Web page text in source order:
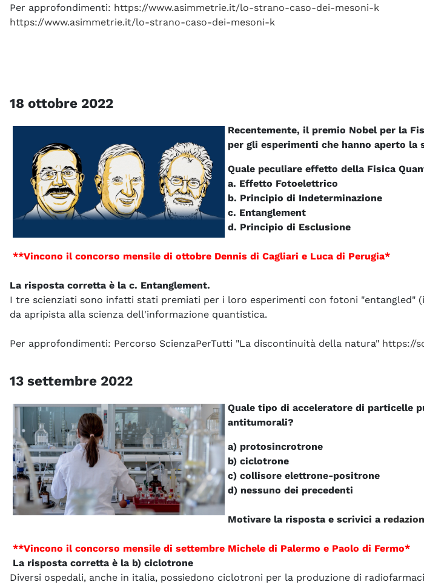
Per approfondimenti: https://www.asimmetrie.it/lo-strano-caso-dei-mesoni-k
https://www.asimmetrie.it/lo-strano-caso-dei-mesoni-k
18 ottobre 2022
Recentemente, il premio Nobel per la
per gli esperimenti che hanno aperto
Quale peculiare effetto della Fisica
a. Effetto Fotoelettrico
b. Principio di Indeterminazione
c. Entanglement
d. Principio di Esclusione
**Vincono il concorso mensile di ottobre Dennis di Cagliari e Luca di Perugia*
La risposta corretta è la c. Entanglement.
I tre scienziati sono infatti stati premiati per i loro esperimenti con fotoni "entangled"
da apripista alla scienza dell'informazione quantistica.
Per approfondimenti: Percorso ScienzaPerTutti "La discontinuità della natura" https://
13 settembre 2022
Quale tipo di acceleratore di particelle
antitumorali?
a) protosincrotrone
b) ciclotrone
c) collisore elettrone-positrone
d) nessuno dei precedenti
Motivare la risposta e scrivici a
**Vincono il concorso mensile di settembre Michele di Palermo e Paolo di Fermo*
La risposta corretta è la b) ciclotrone
Diversi ospedali, anche in italia, possiedono ciclotroni per la produzione di